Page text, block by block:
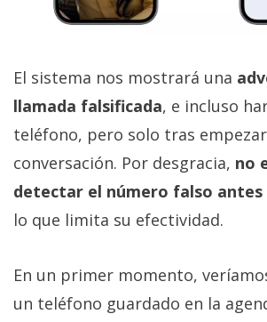
El sistema nos mostrará una
llamada falsificada, e incluso
teléfono, pero solo tras
conversación. Por desgracia, no
detectar el número falso antes
lo que limita su efectividad.
En un primer momento,
un teléfono guardado en la